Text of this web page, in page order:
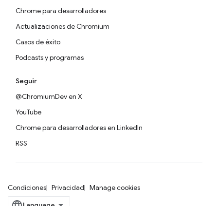
Chrome para desarrolladores
Actualizaciones de Chromium
Casos de éxito
Podcasts y programas
Seguir
@ChromiumDev en X
YouTube
Chrome para desarrolladores en LinkedIn
RSS
Condiciones Privacidad Manage cookies